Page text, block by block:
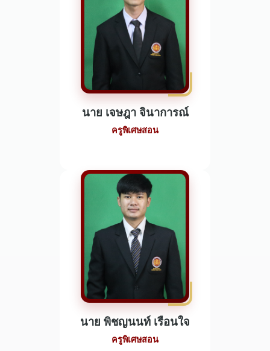
นาย เจษฎา จินาการณ์
ครูพิเศษสอน
นาย พิชญนนท์ เรือนใจ
ครูพิเศษสอน